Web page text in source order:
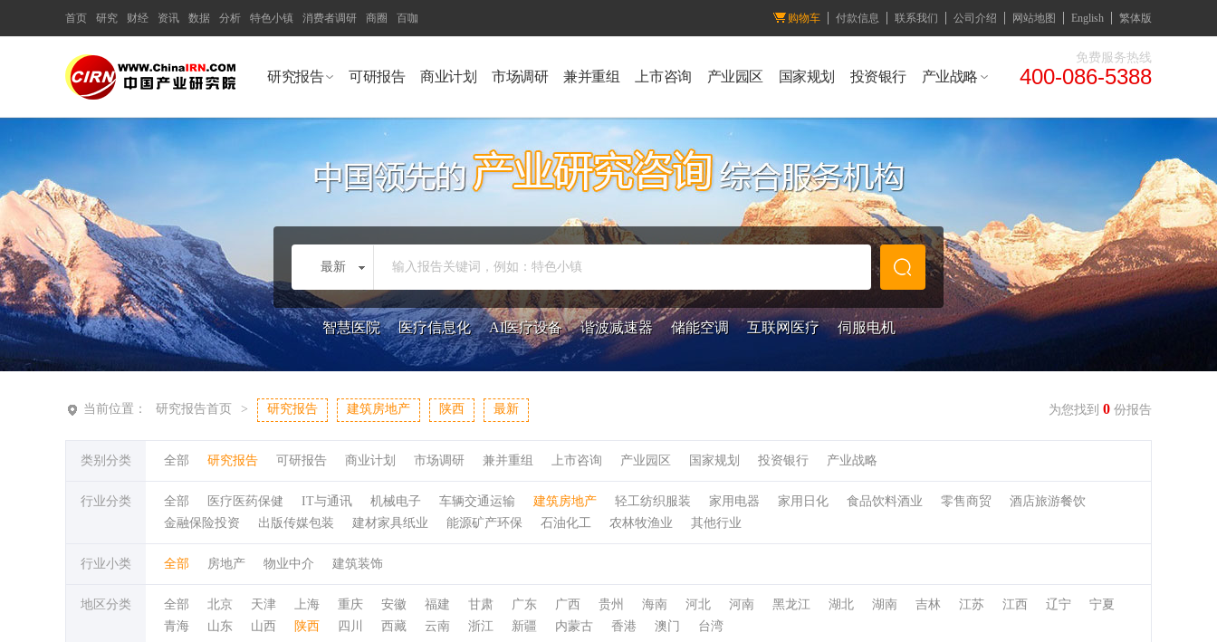
首页 研究 财经 资讯 数据 分析 特色小镇 消费者调研 商圈 百咖 购物车 付款信息 联系我们 公司介绍 网站地图 English 繁体版
研究报告 可研报告 商业计划 市场调研 兼并重组 上市咨询 产业园区 国家规划 投资银行 产业战略
免费服务热线
400-086-5388
输入报告关键词，例如：特色小镇
最新
智慧医院 医疗信息化 AI医疗设备 谐波减速器 储能空调 互联网医疗 伺服电机
当前位置： 研究报告首页 > 研究报告 建筑房地产 陕西 最新 为您找到 0 份报告
类别分类 全部 研究报告 可研报告 商业计划 市场调研 兼并重组 上市咨询 产业园区 国家规划 投资银行 产业战略
行业分类 全部 医疗医药保健 IT与通讯 机械电子 车辆交通运输 建筑房地产 轻工纺织服装 家用电器 家用日化 食品饮料酒业 零售商贸
酒店旅游餐饮
金融保险投资
出版传媒包装 建材家具纸业 能源矿产环保 石油化工 农林牧渔业 其他行业
行业小类 全部 房地产 物业中介 建筑装饰
地区分类 全部 北京 天津 上海 重庆 安徽 福建 甘肃 广东 广西 贵州 海南 河北 河南 黑龙江 湖北 湖南 吉林 江苏 江西 辽宁
宁夏
青海
山东 山西 陕西 四川 西藏 云南 浙江 新疆 内蒙古 香港 澳门 台湾